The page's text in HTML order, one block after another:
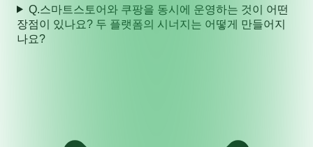
Q.스마트스토어와 쿠팡을 동시에 운영하는 것이 어떤
장점이 있나요? 두 플랫폼의 시너지는 어떻게 만들어지
나요?